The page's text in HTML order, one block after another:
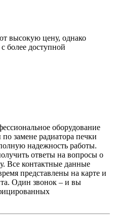
высокую цену, однако
более доступной
оборудование
замене радиатора печки
надежность работы.
ответы на вопросы о
Все контактные данные
представлены на карте и
Один звонок – и вы